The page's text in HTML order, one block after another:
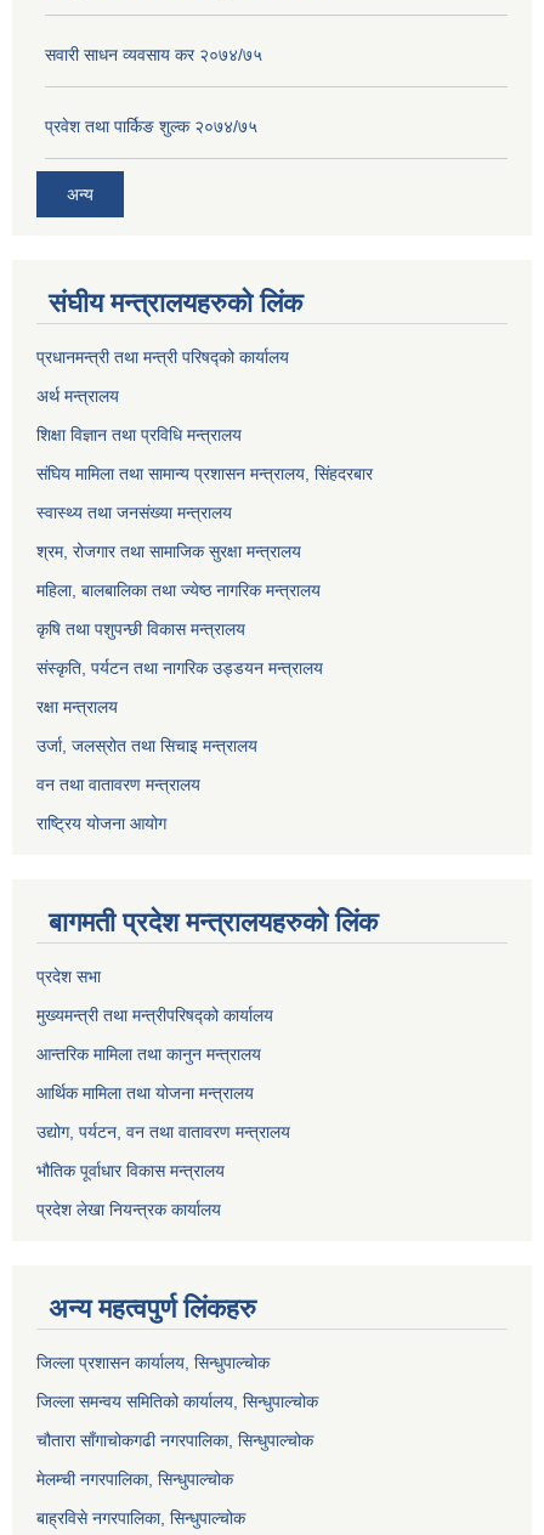
सवारी साधन व्यवसाय कर २०७४/७५
प्रवेश तथा पार्किङ शुल्क २०७४/७५
अन्य
संघीय मन्त्रालयहरुको लिंक
प्रधानमन्त्री तथा मन्त्री परिषद्को कार्यालय
अर्थ मन्त्रालय
शिक्षा विज्ञान तथा प्रविधि मन्त्रालय
संघिय मामिला तथा सामान्य प्रशासन मन्त्रालय, सिंहदरबार
स्वास्थ्य तथा जनसंख्या मन्त्रालय
श्रम, रोजगार तथा सामाजिक सुरक्षा मन्त्रालय
महिला, बालबालिका तथा ज्येष्ठ नागरिक मन्त्रालय
कृषि तथा पशुपन्छी विकास मन्त्रालय
संस्कृति, पर्यटन तथा नागरिक उड्डयन मन्त्रालय
रक्षा मन्त्रालय
उर्जा, जलस्रोत तथा सिचाइ मन्त्रालय
वन तथा वातावरण मन्त्रालय
राष्ट्रिय योजना आयोग
बागमती प्रदेश मन्त्रालयहरुको लिंक
प्रदेश सभा
मुख्यमन्त्री तथा मन्त्रीपरिषद्को कार्यालय
आन्तरिक मामिला तथा कानुन मन्त्रालय
आर्थिक मामिला तथा योजना मन्त्रालय
उद्योग, पर्यटन, वन तथा वातावरण मन्त्रालय
भौतिक पूर्वाधार विकास मन्त्रालय
प्रदेश लेखा नियन्त्रक कार्यालय
अन्य महत्वपुर्ण लिंकहरु
जिल्ला प्रशासन कार्यालय, सिन्धुपाल्चोक
जिल्ला समन्वय समितिको कार्यालय, सिन्धुपाल्चोक
चौतारा साँगाचोकगढी नगरपालिका, सिन्धुपाल्चोक
मेलम्ची नगरपालिका, सिन्धुपाल्चोक
बाह्रविसे नगरपालिका, सिन्धुपाल्चोक